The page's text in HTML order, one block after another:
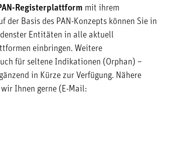
Registerplattform mit ihrem
der Basis des PAN-Konzepts können Sie in
Entitäten in alle aktuell
einbringen. Weitere
für seltene Indikationen (Orphan) –
in Kürze zur Verfügung. Nähere
Ihnen gerne (E-Mail: